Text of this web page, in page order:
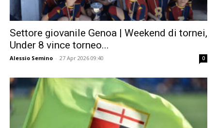
Settore giovanile Genoa | Weekend di tornei,
Under 8 vince torneo...
Alessio Semino - 27 Apr 2026 09:40 0